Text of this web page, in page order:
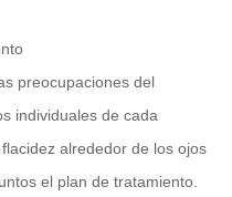
preocupaciones del
individuales de cada
alrededor de los ojos
el plan de tratamiento.